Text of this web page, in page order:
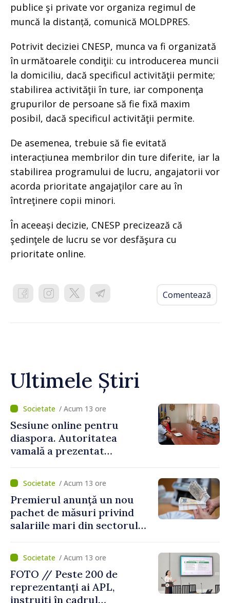
publice şi private vor organiza regimul de
muncă la distanță, comunică MOLDPRES.
Potrivit deciziei CNESP, munca va fi organizată
în următoarele condiţii: cu introducerea muncii
la domiciliu, dacă specificul activităţii permite;
stabilirea activităţii în ture, iar componenţa
grupurilor de persoane să fie fixă maxim
posibil, dacă specificul activităţii permite.
De asemenea, trebuie să fie evitată
interacțiunea membrilor din ture diferite, iar la
stabilirea programului de lucru, angajatorii vor
acorda prioritate angajaţilor care au în
întreţinere copii minori.
În aceeași decizie, CNESP precizează că
şedinţele de lucru se vor desfăşura cu
prioritate online.
Comentează
Ultimele Știri
/ Acum 13 ore
Sesiune online pentru
diaspora. Autoritatea
vamală a prezentat
revenirea în țară
/ Acum 13 ore
Premierul anunță un nou
pachet de măsuri privind
salariile mari din sectorul
/ Acum 13 ore
FOTO // Peste 200 de
reprezentanți ai APL,
instruiți în cadrul